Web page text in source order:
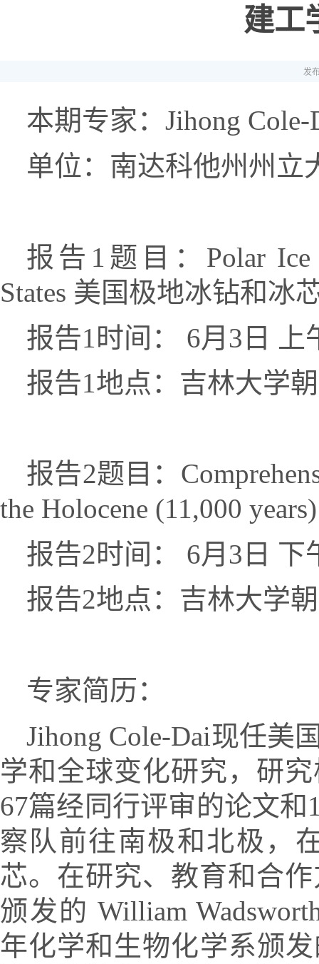
建工
发
本期专家： Jihong Cole-
单位：南达科他州州立
报告 1 题目： Polar
States 美国极地冰钻和冰
报告1 时间： 6月 3 日
上
报告1 地点：吉林大学
报告2题目：
the Holocene (11,000
报告2时间： 6月 3 日 下
报告2地点：吉林大学
专家简历：
Jihong Cole-Dai现任美
学和全球变化研究，研
67篇经同行评审的论文和
察队前往南极和北极，
芯。在研究、教育和合
颁发的 William
年化学和生物化学系颁